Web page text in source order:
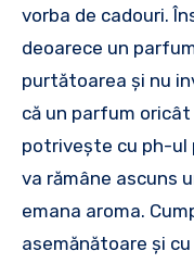
vorba de cadouri.
deoarece un
purtătoarea și nu
că un parfum oricât
potrivește cu ph-ul
va rămâne ascuns
emana aroma.
asemănătoare și